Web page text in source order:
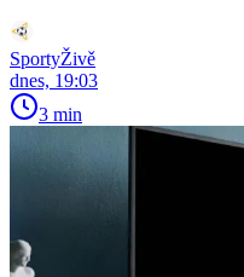
SportyŽivě
dnes, 19:03
3 min